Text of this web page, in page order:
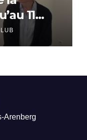
11
Arenberg